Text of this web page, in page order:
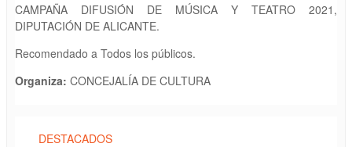
CAMPAÑA DIFUSIÓN DE MÚSICA Y TEATRO 2021,
DIPUTACIÓN DE ALICANTE.
Recomendado a Todos los públicos.
Organiza: CONCEJALÍA DE CULTURA
DESTACADOS